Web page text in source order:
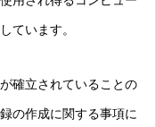
ています。
確立されていることの
の作成に関する事項に